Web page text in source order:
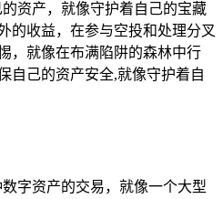
资产，就像守护着自己的宝藏
的收益，在参与空投和处理分叉
，就像在布满陷阱的森林中行
自己的资产安全,就像守护着自
字资产的交易，就像一个大型